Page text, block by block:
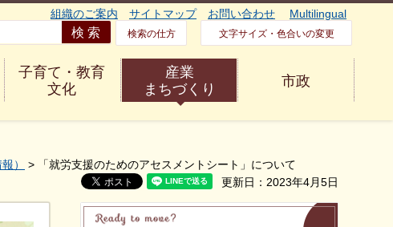
組織のご案内 サイトマップ お問い合わせ Multilingual
検索の仕方 文字サイズ・色合いの変更
子育て・教育
文化
産業
まちづくり
市政
）
> 「就労支援のためのアセスメントシート」について
更新日：2023年4月5日